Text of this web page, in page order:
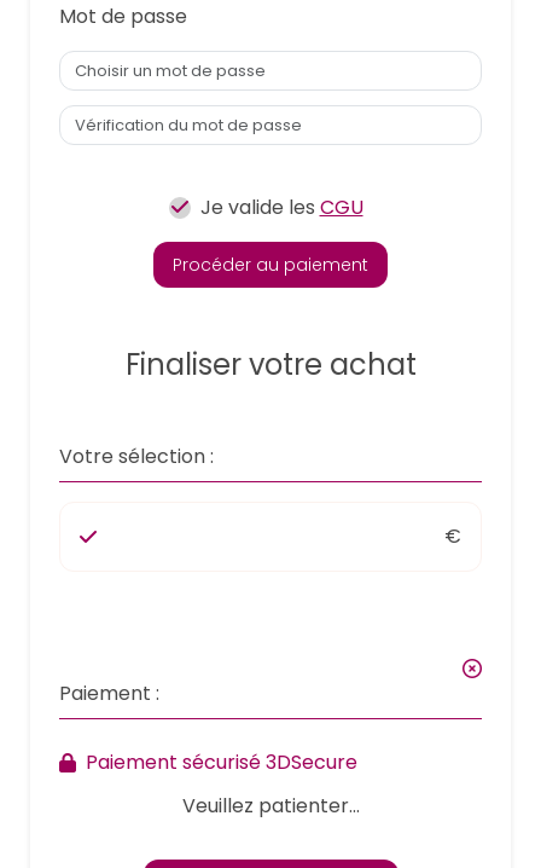
Mot de passe
Je valide les CGU
Procéder au paiement
Finaliser votre achat
Votre sélection :
€
Paiement :
Paiement sécurisé 3DSecure
Veuillez patienter...